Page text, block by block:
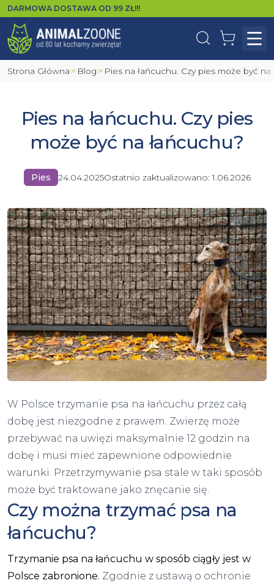
DARMOWA DOSTAWA OD 99 ZŁ!!!
WyszukajKoszyk
Strona Główna Blog Pies na łańcuchu. Czy pies może być
Pies na łańcuchu. Czy pies
może być na łańcuchu?
Pies 24.04.2025Ostatnio zaktualizowano:1.06.2026
W Polsce trzymanie psa na łańcuchu przez całą
dobę jest niezgodne z prawem. Zwierzę może
przebywać na uwięzi maksymalnie 12 godzin na
dobę i musi mieć zapewnione odpowiednie
warunki. Przetrzymywanie psa stale w taki sposób
może być traktowane jako znęcanie się.
Czy można trzymać psa na
łańcuchu?
Trzymanie psa na łańcuchu w sposób ciągły jest w
Polsce zabronione. Zgodnie z ustawą o ochronie